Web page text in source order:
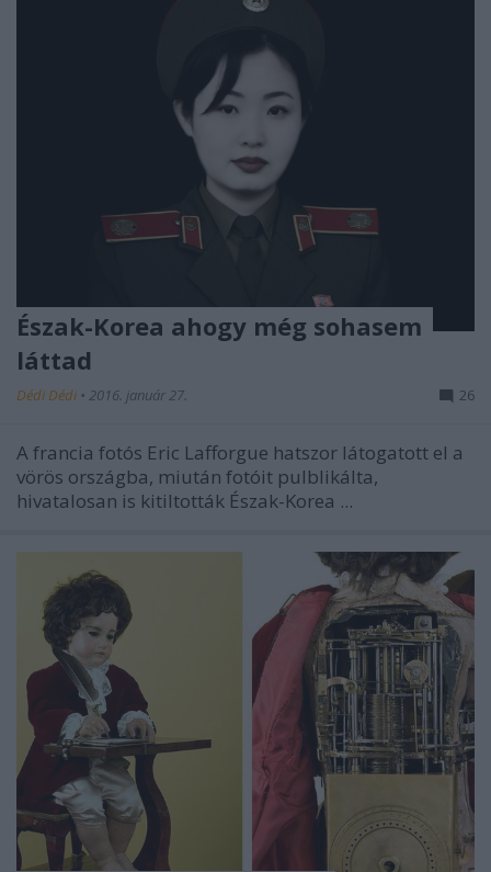
Észak-Korea ahogy még sohasem
láttad
Dédi Dédi • 2016. január 27. 26
A francia fotós Eric Lafforgue hatszor látogatott el a
vörös országba, miután fotóit pulblikálta,
hivatalosan is kitiltották Észak-Korea ...